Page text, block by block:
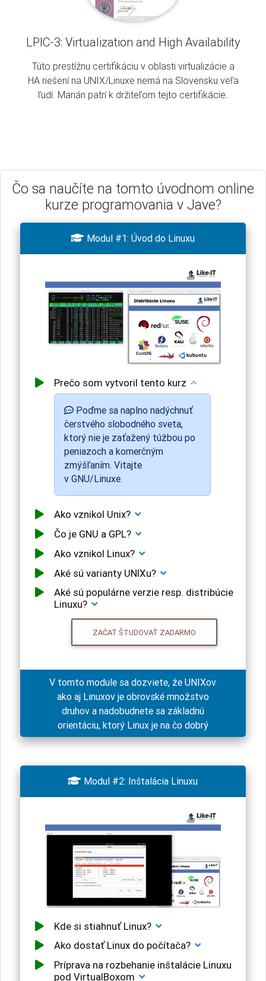
LPIC-3: Virtualization and High Availability
Túto prestížnu certifikáciu v oblasti virtualizácie a
HA riešení na UNIX/Linuxe nemá na Slovensku veľa
ľudí. Marián patrí k držiteľom tejto certifikácie.
Čo sa naučíte na tomto úvodnom online
kurze programovania v Jave?
 Modul #1: Úvod do Linuxu
Prečo som vytvoril tento kurz
Poďme sa naplno nadýchnuť
čerstvého slobodného sveta,
ktorý nie je zaťažený túžbou po
peniazoch a komerčným
zmýšľaním. Vitajte
v GNU/Linuxe.
Ako vznikol Unix?
Čo je GNU a GPL?
Ako vznikol Linux?
Aké sú varianty UNIXu?
Aké sú populárne verzie resp. distribúcie
Linuxu?
ZAČAŤ ŠTUDOVAŤ ZADARMO
V tomto module sa dozviete, že UNIXov
ako aj Linuxov je obrovské množstvo
druhov a nadobudnete sa základnú
orientáciu, ktorý Linux je na čo dobrý
 Modul #2: Inštalácia Linuxu
Kde si stiahnuť Linux?
Ako dostať Linux do počítača?
Príprava na rozbehanie inštalácie Linuxu
pod VirtualBoxom